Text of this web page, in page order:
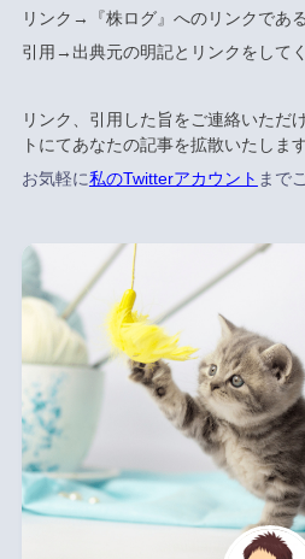
リンク→『株ログ』へのリンクであ
引用→出典元の明記とリンクをしてく
リンク、引用した旨をご連絡いただ
トにてあなたの記事を拡散いたします
お気軽に私のTwitterアカウント まで